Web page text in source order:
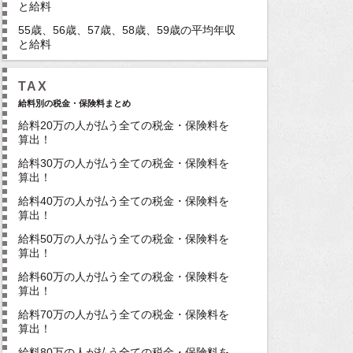
と給料
55歳、56歳、57歳、58歳、59歳の平均年収
と給料
TAX
給料別の税金・保険料まとめ
給料20万の人が払う全ての税金・保険料を
算出！
給料30万の人が払う全ての税金・保険料を
算出！
給料40万の人が払う全ての税金・保険料を
算出！
給料50万の人が払う全ての税金・保険料を
算出！
給料60万の人が払う全ての税金・保険料を
算出！
給料70万の人が払う全ての税金・保険料を
算出！